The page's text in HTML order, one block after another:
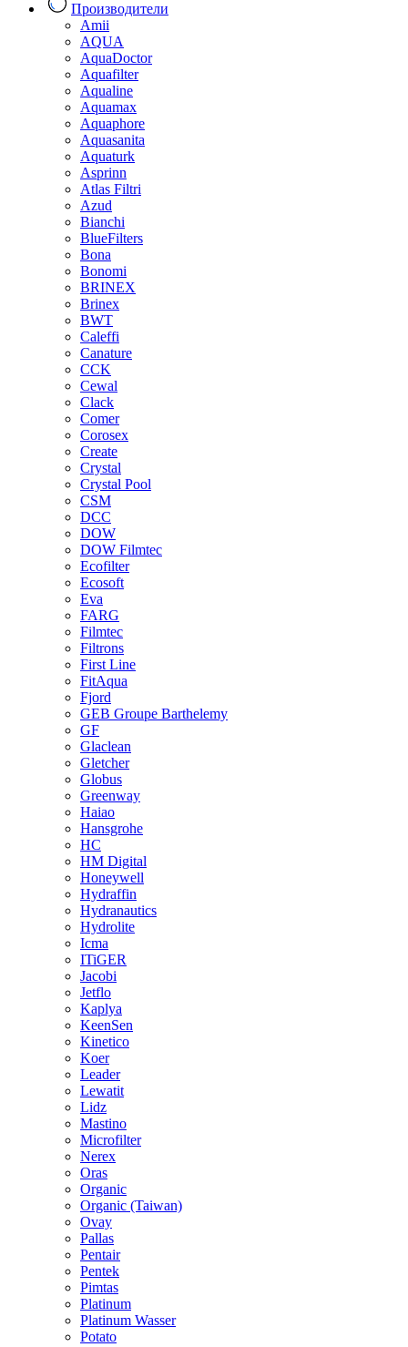
Производители
Amii
AQUA
AquaDoctor
Aquafilter
Aqualine
Aquamax
Aquaphore
Aquasanita
Aquaturk
Asprinn
Atlas Filtri
Azud
Bianchi
BlueFilters
Bona
Bonomi
BRINEX
Brinex
BWT
Caleffi
Canature
CCK
Cewal
Clack
Comer
Corosex
Create
Crystal
Crystal Pool
CSM
DCC
DOW
DOW Filmtec
Ecofilter
Ecosoft
Eva
FARG
Filmtec
Filtrons
First Line
FitAqua
Fjord
GEB Groupe Barthelemy
GF
Glaclean
Gletcher
Globus
Greenway
Haiao
Hansgrohe
HC
HM Digital
Honeywell
Hydraffin
Hydranautics
Hydrolite
Icma
ITiGER
Jacobi
Jetflo
Kaplya
KeenSen
Kinetico
Koer
Leader
Lewatit
Lidz
Mastino
Microfilter
Nerex
Oras
Organic
Organic (Taiwan)
Ovay
Pallas
Pentair
Pentek
Pimtas
Platinum
Platinum Wasser
Potato